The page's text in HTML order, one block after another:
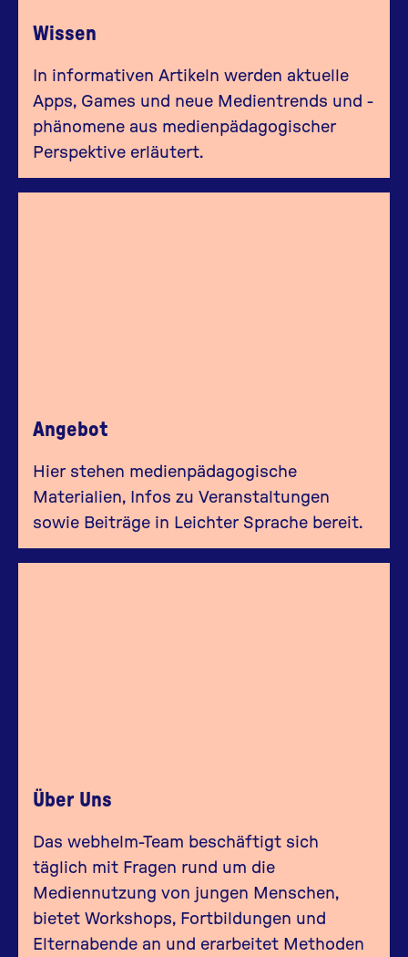
Wissen
In informativen Artikeln werden aktuelle
Apps, Games und neue Medientrends und -
phänomene aus medienpädagogischer
Perspektive erläutert.
Angebot
Hier stehen medienpädagogische
Materialien, Infos zu Veranstaltungen
sowie Beiträge in Leichter Sprache bereit.
Über Uns
Das webhelm-Team beschäftigt sich
täglich mit Fragen rund um die
Mediennutzung von jungen Menschen,
bietet Workshops, Fortbildungen und
Elternabende an und erarbeitet Methoden